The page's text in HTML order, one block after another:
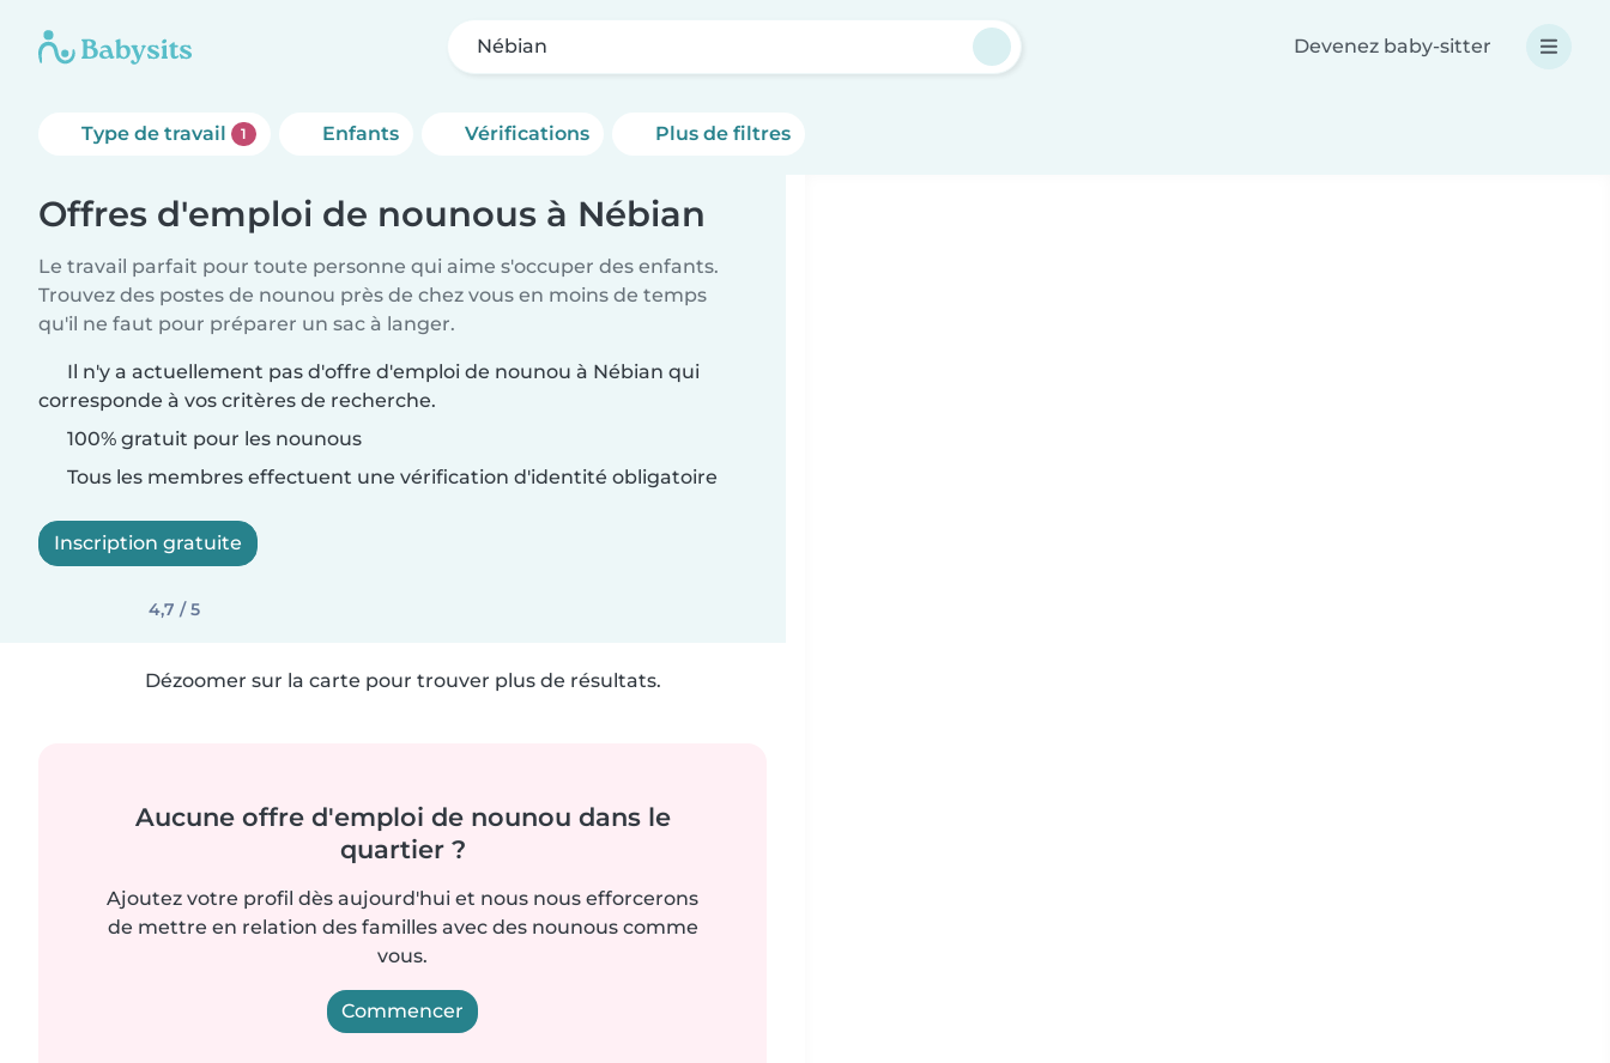
Nébian Devenez baby-sitter
Type de travail 1 Enfants Vérifications Plus de filtres
Offres d'emploi de nounous à Nébian
Le travail parfait pour toute personne qui aime s'occuper des enfants.
Trouvez des postes de nounou près de chez vous en moins de temps
qu'il ne faut pour préparer un sac à langer.
Il n'y a actuellement pas d'offre d'emploi de nounou à Nébian qui
corresponde à vos critères de recherche.
100% gratuit pour les nounous
Tous les membres effectuent une vérification d'identité obligatoire
Inscription gratuite
4,7 / 5
Dézoomer sur la carte pour trouver plus de résultats.
Aucune offre d'emploi de nounou dans le
quartier ?
Ajoutez votre profil dès aujourd'hui et nous nous efforcerons
de mettre en relation des familles avec des nounous comme
vous.
Commencer